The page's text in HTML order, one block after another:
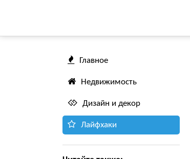
Главное
Недвижимость
Дизайн и декор
Лайфхаки